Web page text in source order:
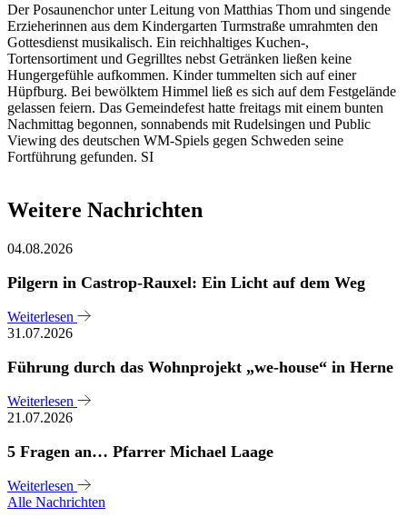
Der Posaunenchor unter Leitung von Matthias Thom und singende
Erzieherinnen aus dem Kindergarten Turmstraße umrahmten den
Gottesdienst musikalisch. Ein reichhaltiges Kuchen-,
Tortensortiment und Gegrilltes nebst Getränken ließen keine
Hungergefühle aufkommen. Kinder tummelten sich auf einer
Hüpfburg. Bei bewölktem Himmel ließ es sich auf dem Festgelände
gelassen feiern. Das Gemeindefest hatte freitags mit einem bunten
Nachmittag begonnen, sonnabends mit Rudelsingen und Public
Viewing des deutschen WM-Spiels gegen Schweden seine
Fortführung gefunden. SI
Weitere Nachrichten
04.08.2026
Pilgern in Castrop-Rauxel: Ein Licht auf dem Weg
Weiterlesen
31.07.2026
Führung durch das Wohnprojekt „we-house“ in Herne
Weiterlesen
21.07.2026
5 Fragen an… Pfarrer Michael Laage
Weiterlesen
Alle Nachrichten